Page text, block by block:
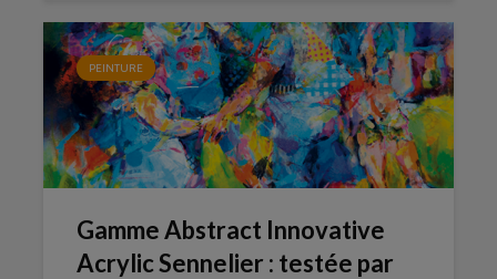
PEINTURE
Gamme Abstract Innovative
Acrylic Sennelier : testée par